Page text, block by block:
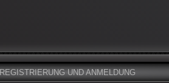
REGISTRIERUNG UND ANMELDUNG